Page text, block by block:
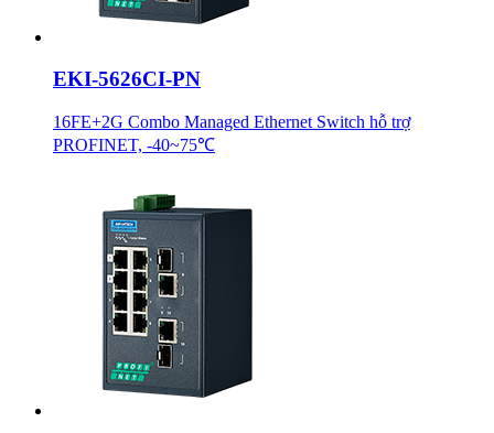
EKI-5626CI-PN
16FE+2G Combo Managed Ethernet Switch hỗ trợ
PROFINET, -40~75℃